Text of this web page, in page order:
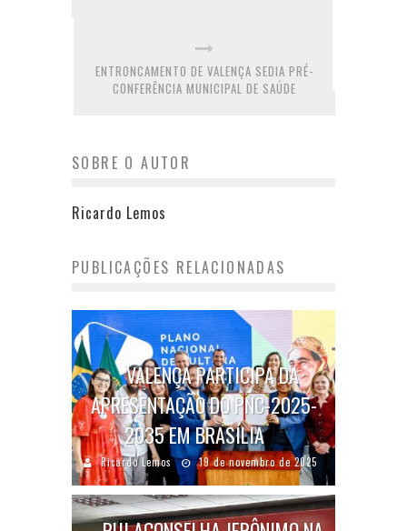
ENTRONCAMENTO DE VALENÇA SEDIA PRÉ-
CONFERÊNCIA MUNICIPAL DE SAÚDE
SOBRE O AUTOR
Ricardo Lemos
PUBLICAÇÕES RELACIONADAS
VALENÇA PARTICIPA DA
APRESENTAÇÃO DO PNC-2025-
2035 EM BRASÍLIA
Ricardo Lemos 19 de novembro de 2025